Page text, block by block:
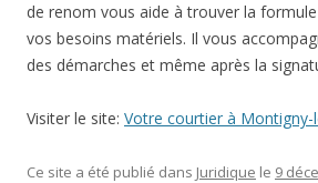
de renom vous aide à trouver la
vos besoins matériels. Il vous
des démarches et même après la
Visiter le site: Votre courtier à
Ce site a été publié dans Juridique le 9